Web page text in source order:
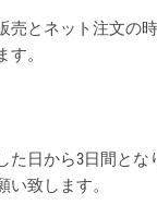
とネット注文の
。
日から3日間とな
い致します。